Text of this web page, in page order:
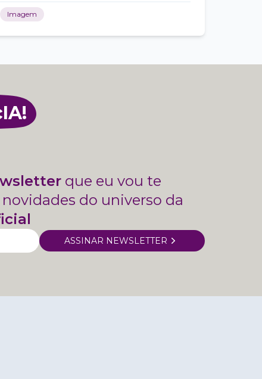
Imagem
que eu vou te
do universo da
ASSINAR NEWSLETTER